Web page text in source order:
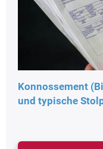
Konnossement
und typische